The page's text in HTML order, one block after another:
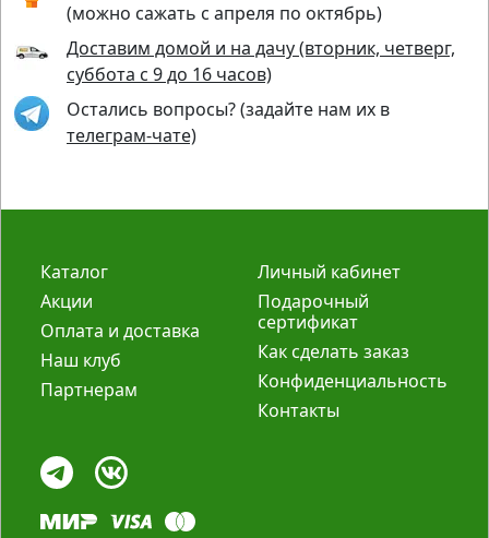
(можно сажать с апреля по октябрь)
Доставим домой и на дачу (вторник, четверг,
суббота с 9 до 16 часов)
Остались вопросы? (задайте нам их в
телеграм-чате)
Каталог
Акции
Оплата и доставка
Наш клуб
Партнерам
Личный кабинет
Подарочный
сертификат
Как сделать заказ
Конфиденциальность
Контакты